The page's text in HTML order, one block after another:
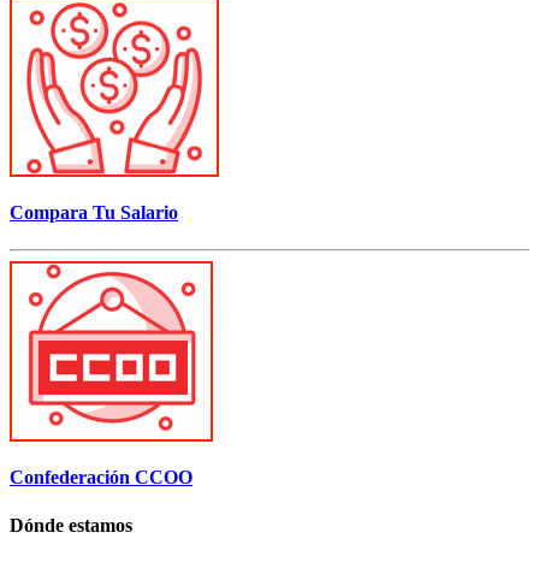
Compara Tu Salario
Confederación CCOO
Dónde estamos